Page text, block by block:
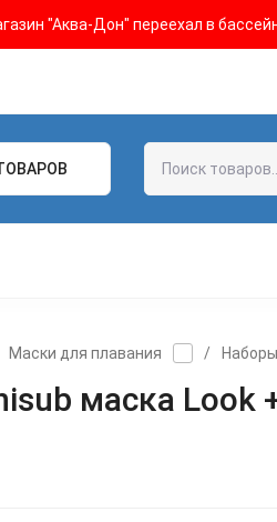
"Аква-Дон" переехал в
Маски для плавания / Наборы
маска Look